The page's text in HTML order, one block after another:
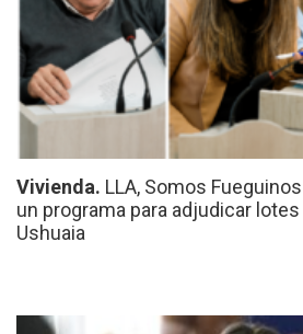
Vivienda. LLA, Somos
un programa para adjudicar
Ushuaia